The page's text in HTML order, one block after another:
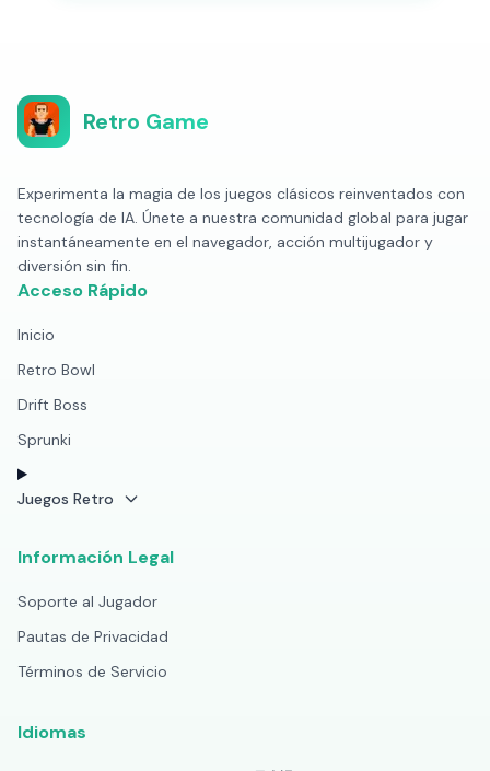
Retro Game
Experimenta la magia de los juegos clásicos reinventados con
tecnología de IA. Únete a nuestra comunidad global para jugar
instantáneamente en el navegador, acción multijugador y
diversión sin fin.
Acceso Rápido
Inicio
Retro Bowl
Drift Boss
Sprunki
Juegos Retro
Información Legal
Soporte al Jugador
Pautas de Privacidad
Términos de Servicio
Idiomas